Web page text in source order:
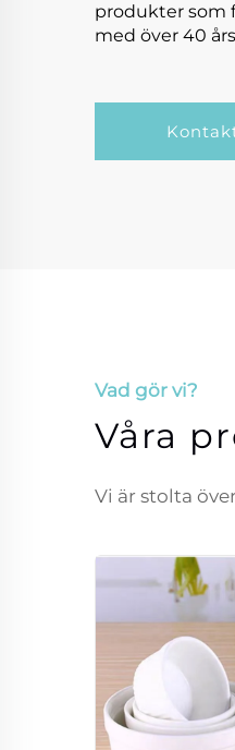
produkter som
med över 40
Vad gör vi?
Våra
Vi är stolta